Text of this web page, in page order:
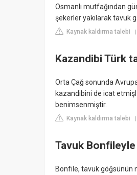
Osmanlı mutfağından
şekerler yakılarak tavuk
Kaynak kaldırma talebi
Kazandibi Türk
Orta Çağ sonunda
kazandibini de icat
benimsenmiştir.
Kaynak kaldırma talebi
Tavuk Bonfileyle
Bonfile, tavuk göğsünün